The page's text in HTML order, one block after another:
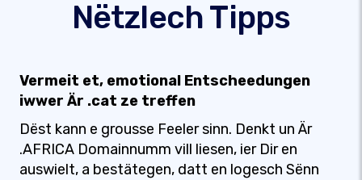
Nëtzlech Tipps
Vermeit et, emotional Entscheedungen
iwwer Är .cat ze treffen
Dëst kann e grousse Feeler sinn. Denkt un Är
.AFRICA Domainnumm vill liesen, ier Dir en
auswielt, a bestätegen, datt en logesch Sënn